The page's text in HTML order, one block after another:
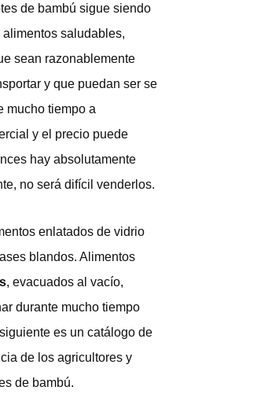
de bambú sigue siendo
saludables,
sean razonablemente
y que puedan ser se
mucho tiempo a
y el precio puede
hay absolutamente
no será difícil venderlos.
enlatados de vidrio
blandos. Alimentos
, evacuados al vacío,
durante mucho tiempo
es un catálogo de
de los agricultores y
de bambú.